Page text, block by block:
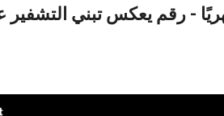
- رقم يعكس تبني